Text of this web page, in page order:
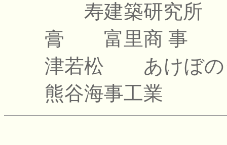
寿建築研究所
膏
富里商 事
津若松
あけぼ
熊谷海事工業